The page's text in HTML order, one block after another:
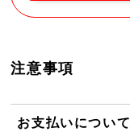
注意事項
お支払いについて